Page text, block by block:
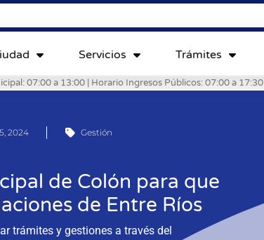
Servicios Trámites
07:00 a 13:00 | Horario Ingresos Públicos: 07:00 a 17:30
2024 Gestión
de Colón para que
de Entre Ríos
trámites y gestiones a través del